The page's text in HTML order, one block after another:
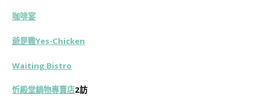
咖啡宴
爺是雞Yes-Chicken
Waiting Bistro
忻殿堂鍋物專賣店2訪